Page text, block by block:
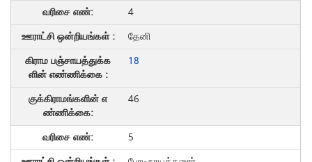
4
தேனி
18
46
5